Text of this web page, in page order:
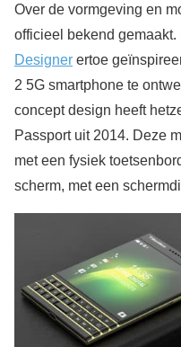
Over de vormgeving en
officieel bekend
Designer ertoe
2 5G smartphone te
concept design heeft
Passport uit 2014. Deze
met een fysiek
scherm, met een